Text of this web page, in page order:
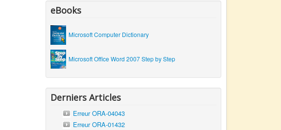
eBooks
Microsoft Computer Dictionary
Microsoft Office Word 2007 Step by Step
Derniers Articles
Erreur ORA-04043
Erreur ORA-01432